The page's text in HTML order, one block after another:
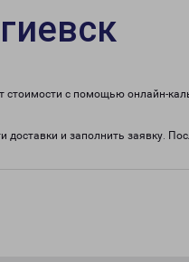
стоимости с помощью онлайн-
доставки и заполнить заявку.